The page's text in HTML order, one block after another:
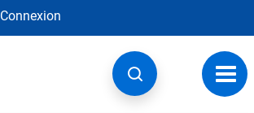
Connexion
à